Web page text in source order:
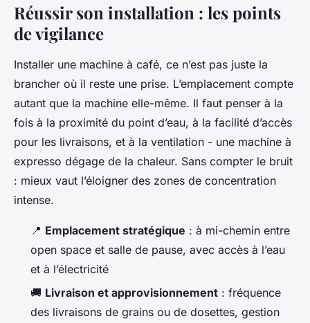
Réussir son installation : les points
de vigilance
Installer une machine à café, ce n’est pas juste la
brancher où il reste une prise. L’emplacement compte
autant que la machine elle-même. Il faut penser à la
fois à la proximité du point d’eau, à la facilité d’accès
pour les livraisons, et à la ventilation - une machine à
expresso dégage de la chaleur. Sans compter le bruit
: mieux vaut l’éloigner des zones de concentration
intense.
📍 Emplacement stratégique : à mi-chemin entre
open space et salle de pause, avec accès à l’eau
et à l’électricité
🚚 Livraison et approvisionnement : fréquence
des livraisons de grains ou de dosettes, gestion